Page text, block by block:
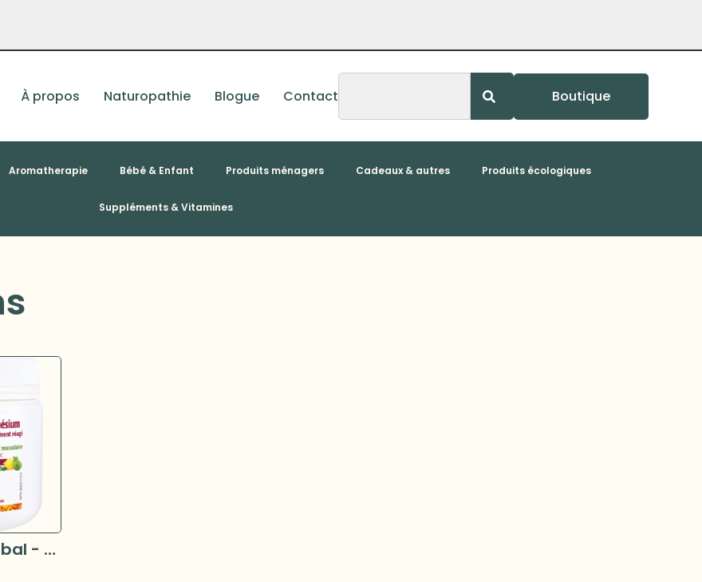
À propos Naturopathie Blogue Contact Boutique
Aromatherapie Bébé & Enfant Produits ménagers Cadeaux & autres Produits écologiques
Suppléments & Vitamines
New Roots herbal - Magnesium Bisglycinate poudre (citron-lime)